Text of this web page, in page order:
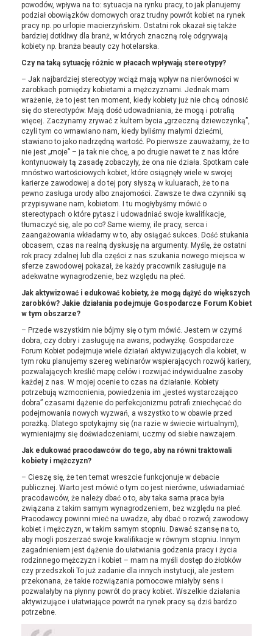
powodów, wpływa na to: sytuacja na rynku pracy, to jak planujemy
podział obowiązków domowych oraz trudny powrót kobiet na rynek
pracy np. po urlopie macierzyńskim. Ostatni rok okazał się także
bardziej dotkliwy dla branż, w których znaczną rolę odgrywają
kobiety np. branża beauty czy hotelarska.
Czy na taką sytuację różnic w płacach wpływają stereotypy?
– Jak najbardziej stereotypy wciąż mają wpływ na nierówności w
zarobkach pomiędzy kobietami a mężczyznami. Jednak mam
wrażenie, że to jest ten moment, kiedy kobiety już nie chcą odnosić
się do stereotypów. Mają dość udowadniania, że mogą i potrafią
więcej. Zaczynamy zrywać z kultem bycia „grzeczną dziewczynką”,
czyli tym co wmawiano nam, kiedy byliśmy małymi dziećmi,
stawiano to jako nadrzędną wartość. Po pierwsze zauważamy, że to
nie jest „moje” – ja tak nie chcę, a po drugie nawet te z nas które
kontynuowały tą zasadę zobaczyły, że ona nie działa. Spotkam całe
mnóstwo wartościowych kobiet, które osiągnęły wiele w swojej
karierze zawodowej a do tej pory słyszą w kuluarach, że to na
pewno zasługa urody albo znajomości. Zawsze te dwa czynniki są
przypisywane nam, kobietom. I tu mogłybyśmy mówić o
stereotypach o które pytasz i udowadniać swoje kwalifikacje,
tłumaczyć się, ale po co? Same wiemy, ile pracy, serca i
zaangażowania wkładamy w to, aby osiągać sukces. Dość stukania
obcasem, czas na realną dyskusję na argumenty. Myślę, że ostatni
rok pracy zdalnej lub dla części z nas szukania nowego miejsca w
sferze zawodowej pokazał, że każdy pracownik zasługuje na
adekwatne wynagrodzenie, bez względu na płeć.
Jak aktywizować i edukować kobiety, że mogą dążyć do większych
zarobków? Jakie działania podejmuje Gospodarcze Forum Kobiet
w tym obszarze?
– Przede wszystkim nie bójmy się o tym mówić. Jestem w czymś
dobra, czy dobry i zasługuję na awans, podwyżkę. Gospodarcze
Forum Kobiet podejmuje wiele działań aktywizujących dla kobiet, w
tym roku planujemy szereg webinarów wspierających rozwój kariery,
pozwalających kreślić mapę celów i rozwijać indywidualne zasoby
każdej z nas. W mojej ocenie to czas na działanie. Kobiety
potrzebują wzmocnienia, powiedzenia im „jesteś wystarczająco
dobra” czasami dążenie do perfekcjonizmu potrafi zniechęcać do
podejmowania nowych wyzwań, a wszystko to w obawie przed
porażką. Dlatego spotykajmy się (na razie w świecie wirtualnym),
wymieniajmy się doświadczeniami, uczmy od siebie nawzajem.
Jak edukować pracodawców do tego, aby na równi traktowali
kobiety i mężczyzn?
– Cieszę się, że ten temat wreszcie funkcjonuje w debacie
publicznej. Warto jest mówić o tym co jest nierówne, uświadamiać
pracodawców, że należy dbać o to, aby taka sama praca była
związana z takim samym wynagrodzeniem, bez względu na płeć.
Pracodawcy powinni mieć na uwadze, aby dbać o rozwój zawodowy
kobiet i mężczyzn, w takim samym stopniu. Dawać szansę na to,
aby mogli poszerzać swoje kwalifikacje w równym stopniu. Innym
zagadnieniem jest dążenie do ułatwiania godzenia pracy i życia
rodzinnego mężczyzn i kobiet – mam na myśli dostęp do żłobków
czy przedszkoli To już zadanie dla innych instytucji, ale jestem
przekonana, że takie rozwiązania pomocowe miałyby sens i
pozwalałyby na płynny powrót do pracy kobiet. Wszelkie działania
aktywizujące i ułatwiające powrót na rynek pracy są dziś bardzo
potrzebne.